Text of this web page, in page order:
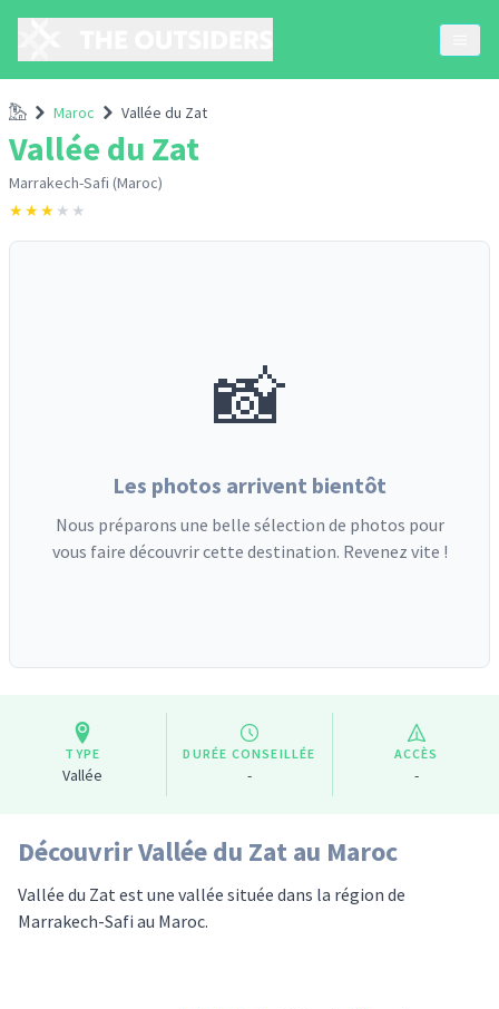
Accueil
Maroc Vallée du Zat
Vallée du Zat
Marrakech-Safi (Maroc)
★★★ ★ ★
📸
Les photos arrivent bientôt
Nous préparons une belle sélection de photos pour
vous faire découvrir cette destination. Revenez vite !
TYPE
Vallée
DURÉE CONSEILLÉE
-
ACCÈS
-
Découvrir Vallée du Zat au Maroc
Vallée du Zat est une vallée située dans la région de
Marrakech-Safi au Maroc.